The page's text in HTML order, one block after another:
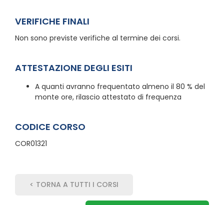
VERIFICHE FINALI
Non sono previste verifiche al termine dei corsi.
ATTESTAZIONE DEGLI ESITI
A quanti avranno frequentato almeno il 80 % del
monte ore, rilascio attestato di frequenza
CODICE CORSO
COR01321
< TORNA A TUTTI I CORSI